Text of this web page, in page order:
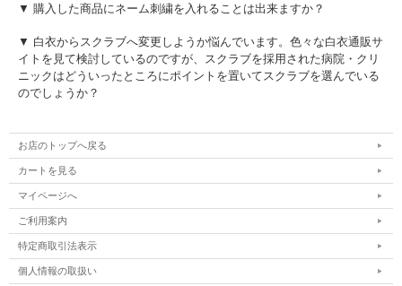
▼ 購入した商品にネーム刺繍を入れることは出来ますか？
▼ 白衣からスクラブへ変更しようか悩んでいます。色々な白衣通販サ
イトを見て検討しているのですが、スクラブを採用された病院・クリ
ニックはどういったところにポイントを置いてスクラブを選んでいる
のでしょうか？
お店のトップへ戻る
カートを見る
マイページへ
ご利用案内
特定商取引法表示
個人情報の取扱い